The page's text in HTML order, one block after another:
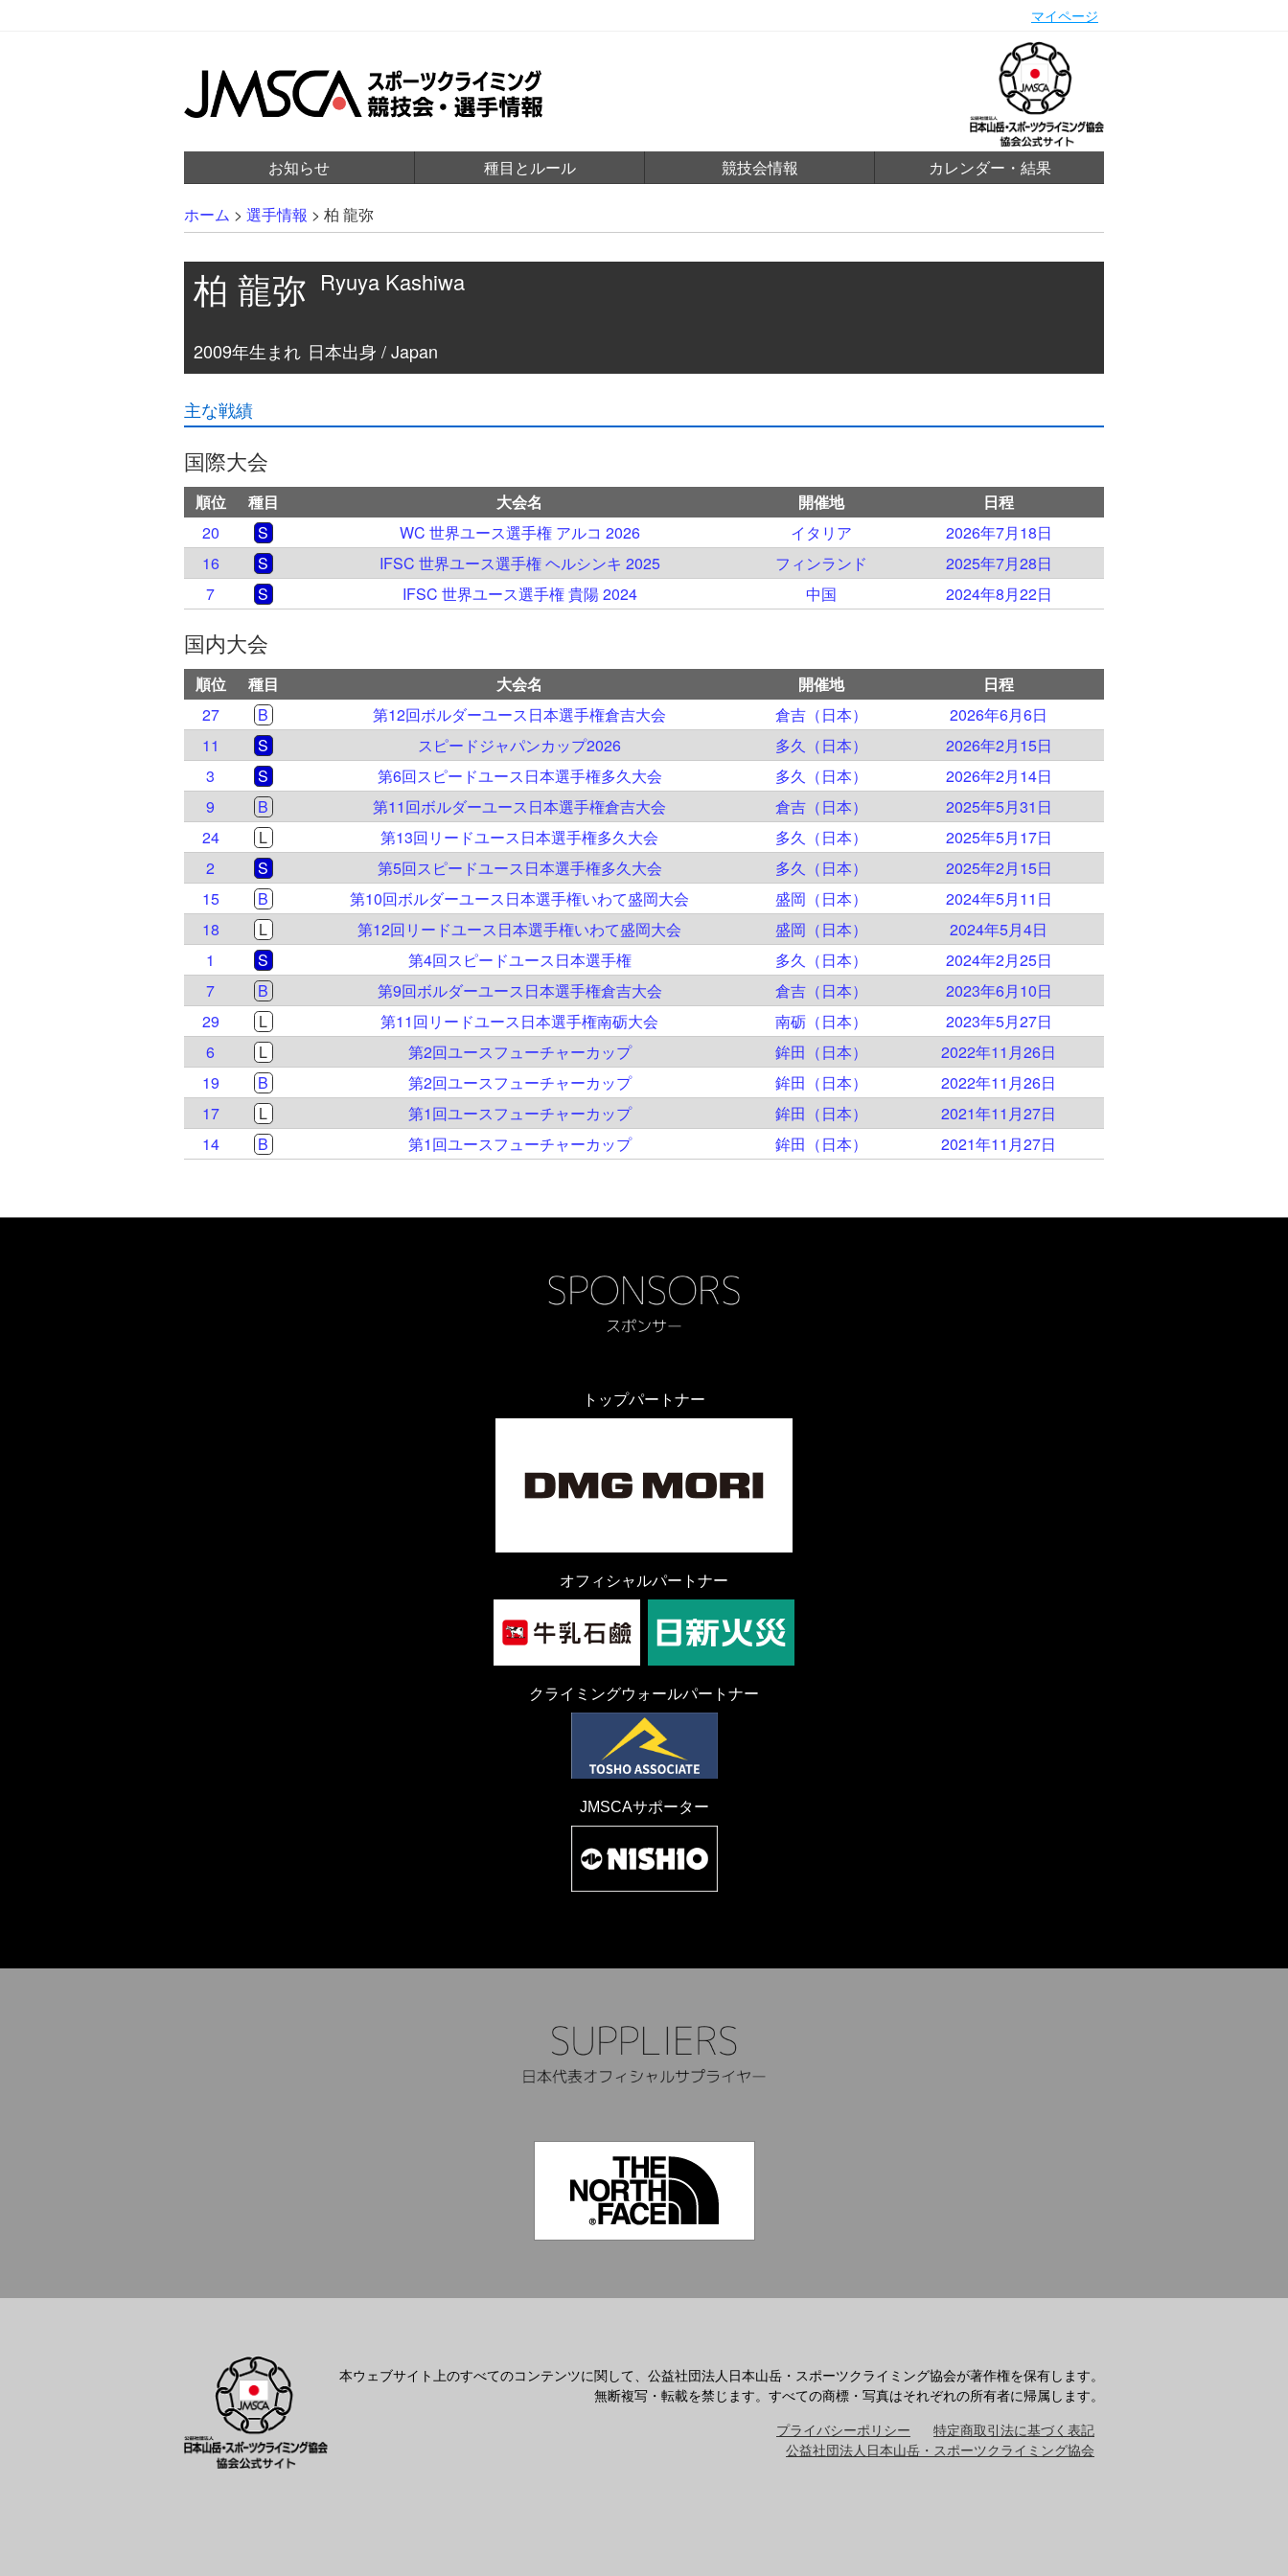
マイページ
お知らせ 種目とルール 競技会情報 カレンダー・結果
ホーム > 選手情報 > 柏 龍弥
柏 龍弥 Ryuya Kashiwa
2009年生まれ 日本出身 / Japan
主な戦績
国際大会
順位 種目 大会名 開催地
日程
20
S WC 世界ユース選手権 アルコ 2026 イタリア
2026年7月18日
16
S IFSC 世界ユース選手権 ヘルシンキ 2025 フィンランド
2025年7月28日
7
S IFSC 世界ユース選手権 貴陽 2024 中国 2024年8月22日
国内大会
順位 種目 大会名 開催地
日程
27
B 第12回ボルダーユース日本選手権倉吉大会 倉吉（日本）
2026年6月6日
11
S スピードジャパンカップ2026 多久（日本）
2026年2月15日
3
S 第6回スピードユース日本選手権多久大会 多久（日本）
2026年2月14日
9
B 第11回ボルダーユース日本選手権倉吉大会 倉吉（日本）
2025年5月31日
24
L 第13回リードユース日本選手権多久大会 多久（日本）
2025年5月17日
2
S 第5回スピードユース日本選手権多久大会 多久（日本）
2025年2月15日
15
B 第10回ボルダーユース日本選手権いわて盛岡大会 盛岡（日本）
2024年5月11日
18
L 第12回リードユース日本選手権いわて盛岡大会 盛岡（日本）
2024年5月4日
1
S 第4回スピードユース日本選手権 多久（日本）
2024年2月25日
7
B 第9回ボルダーユース日本選手権倉吉大会 倉吉（日本）
2023年6月10日
29
L 第11回リードユース日本選手権南砺大会 南砺（日本）
2023年5月27日
6
L 第2回ユースフューチャーカップ 鉾田（日本）
2022年11月26日
19
B 第2回ユースフューチャーカップ 鉾田（日本）
2022年11月26日
17
L 第1回ユースフューチャーカップ 鉾田（日本）
2021年11月27日
14
B 第1回ユースフューチャーカップ 鉾田（日本） 2021年11月27日
トップパートナー
オフィシャルパートナー
クライミングウォールパートナー
JMSCAサポーター
本ウェブサイト上のすべてのコンテンツに関して、公益社団法人日本山岳・スポーツクライミング協会が著作権を保有します。
無断複写・転載を禁じます。すべての商標・写真はそれぞれの所有者に帰属します。
プライバシーポリシー
特定商取引法に基づく表記
公益社団法人日本山岳・スポーツクライミング協会